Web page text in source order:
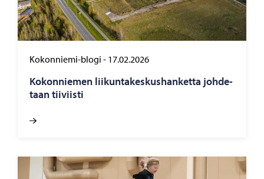
Kokonniemi-blogi - 17.02.2026
Ko­kon­nie­men lii­kun­ta­kes­kus­han­ket­ta joh­de­
taan tii­viis­ti